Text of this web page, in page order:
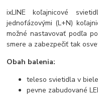
ixLINE koľajnicové
jednofázovými (L+N)
možné nastavovať podľa
smere a zabezpečiť tak
Obah balenia:
teleso svietidla v
pevne zabudované